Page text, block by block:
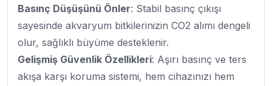
Basınç Düşüşünü Önler: Stabil basınç çıkışı
sayesinde akvaryum bitkilerinizin CO2 alımı dengeli
olur, sağlıklı büyüme desteklenir.
Gelişmiş Güvenlik Özellikleri: Aşırı basınç ve ters
akışa karşı koruma sistemi, hem cihazınızı hem